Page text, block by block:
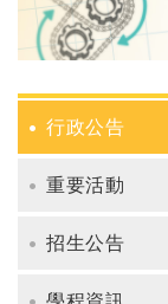
行政公告
重要活動
招生公告